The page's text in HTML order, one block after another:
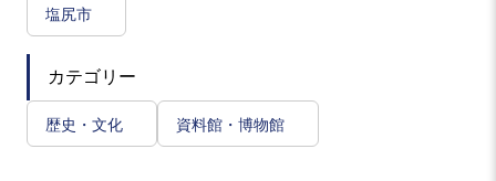
塩尻市
カテゴリー
歴史・文化 資料館・博物館